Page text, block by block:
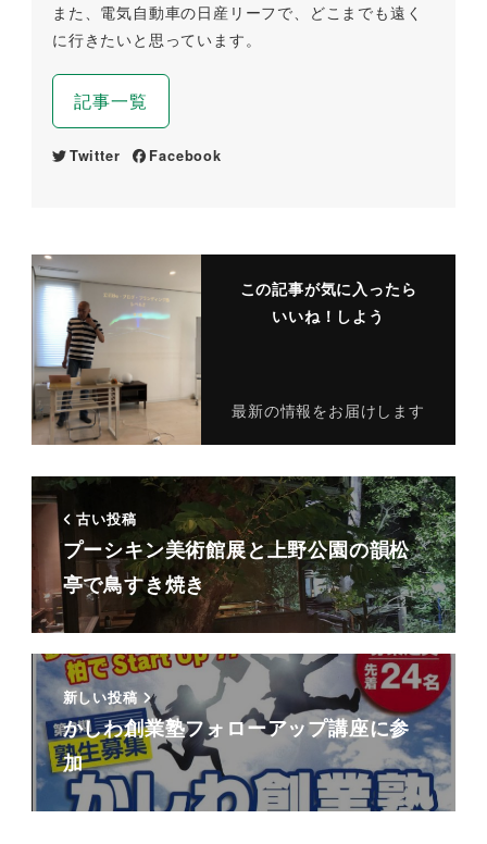
また、電気自動車の日産リーフで、どこまでも遠く
に行きたいと思っています。
記事一覧
Twitter Facebook
この記事が気に入ったら
いいね！しよう
最新の情報をお届けします
古い投稿
プーシキン美術館展と上野公園の韻松
亭で鳥すき焼き
新しい投稿
かしわ創業塾フォローアップ講座に参
加